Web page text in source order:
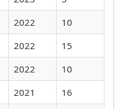
2022
10
2022
15
2022
10
2021
16